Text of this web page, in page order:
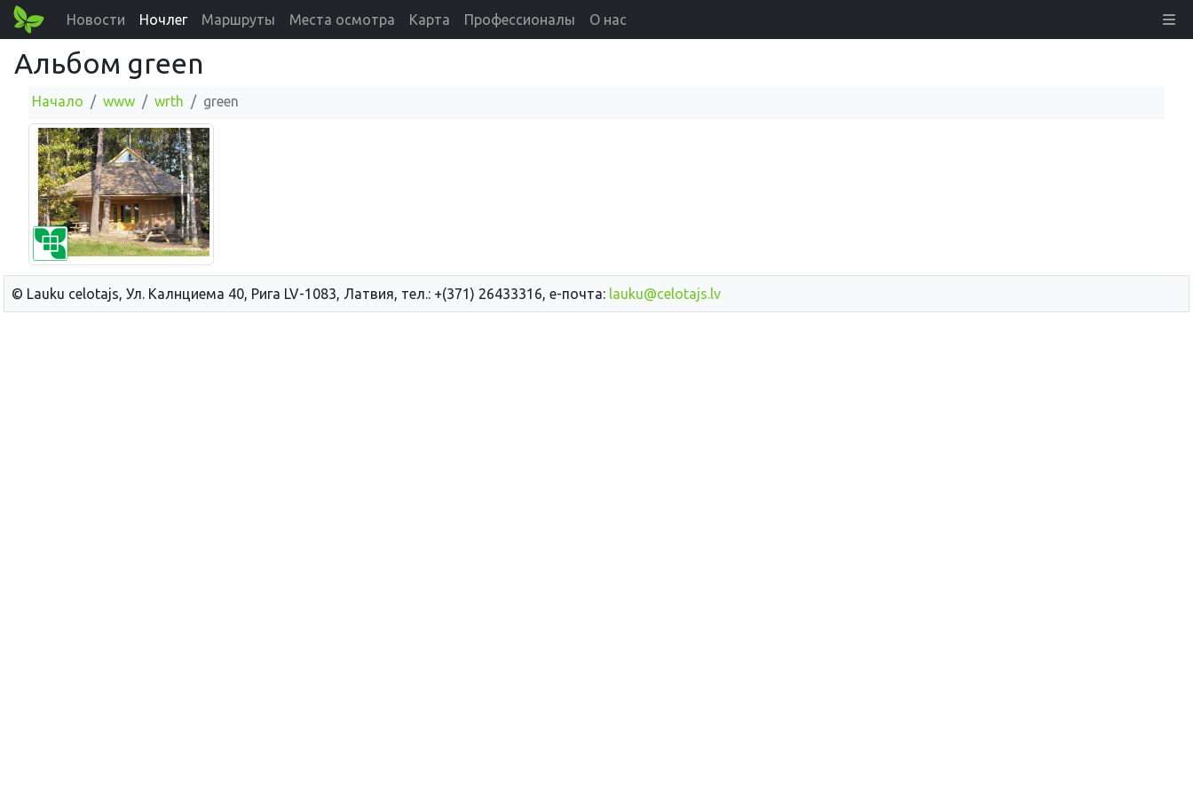
Новости Ночлег Маршруты Места осмотра Карта Профессионалы О нас
Альбом green
Начало www wrth green
© Lauku сelotajs, Ул. Калнциема 40, Рига LV-1083, Латвия, тел.: +(371) 26433316, е-почта: lauku@celotajs.lv